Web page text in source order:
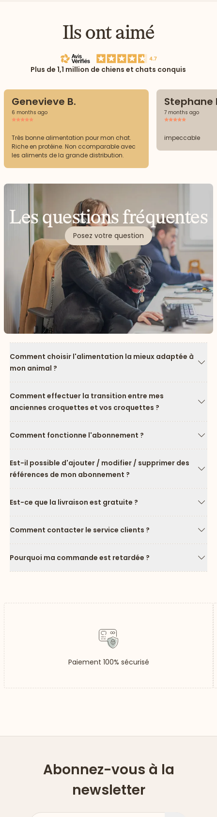
Ils ont aimé
Plus de 1,1 million de chiens et chats conquis
Genevieve B.
6 months ago
Très bonne alimentation pour mon chat.
Riche en protéine. Non ccomparable avec
les aliments de la grande distribution.
Stephane
7 months ago
impeccable
Les questions fréquentes
Posez votre question
Comment choisir l'alimentation la mieux adaptée à
mon animal ?
Comment effectuer la transition entre mes
anciennes croquettes et vos croquettes ?
Comment fonctionne l'abonnement ?
Est-il possible d'ajouter / modifier / supprimer des
références de mon abonnement ?
Est-ce que la livraison est gratuite ?
Comment contacter le service clients ?
Pourquoi ma commande est retardée ?
Paiement 100% sécurisé
Abonnez-vous à la
newsletter